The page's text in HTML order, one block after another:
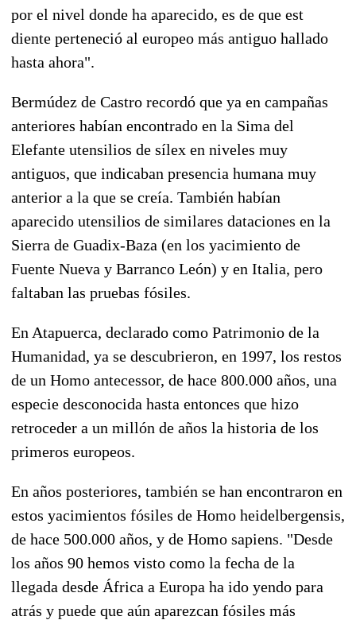
por el nivel donde ha aparecido, es de que est
diente perteneció al europeo más antiguo hallado
hasta ahora".
Bermúdez de Castro recordó que ya en campañas
anteriores habían encontrado en la Sima del
Elefante utensilios de sílex en niveles muy
antiguos, que indicaban presencia humana muy
anterior a la que se creía. También habían
aparecido utensilios de similares dataciones en la
Sierra de Guadix-Baza (en los yacimiento de
Fuente Nueva y Barranco León) y en Italia, pero
faltaban las pruebas fósiles.
En Atapuerca, declarado como Patrimonio de la
Humanidad, ya se descubrieron, en 1997, los restos
de un Homo antecessor, de hace 800.000 años, una
especie desconocida hasta entonces que hizo
retroceder a un millón de años la historia de los
primeros europeos.
En años posteriores, también se han encontraron en
estos yacimientos fósiles de Homo heidelbergensis,
de hace 500.000 años, y de Homo sapiens. "Desde
los años 90 hemos visto como la fecha de la
llegada desde África a Europa ha ido yendo para
atrás y puede que aún aparezcan fósiles más